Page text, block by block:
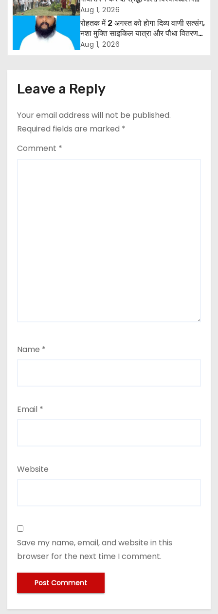
i
a
o
n
और राजपत्रित अवकाश बहाल करने की उठी
मांग
Aug 1, 2026
रोहतक में 2 अगस्त को होगा दिव्य वाणी सत्संग,
नशा मुक्ति साइकिल यात्रा और पौधा वितरण
कार्यक्रम
Aug 1, 2026
Leave a Reply
Your email address will not be published.
Required fields are marked *
Comment *
Name *
Email *
Website
Save my name, email, and website in this
browser for the next time I comment.